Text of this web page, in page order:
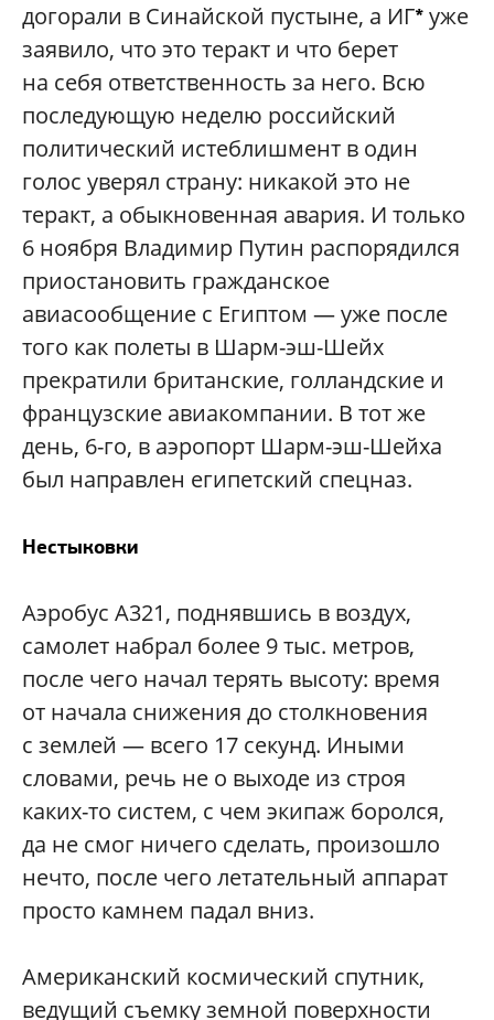
догорали в Синайской пустыне, а ИГ*уже
заявило, что это теракт и что берет
на себя ответственность за него. Всю
последующую неделю российский
политический истеблишмент в один
голос уверял страну: никакой это не
теракт, а обыкновенная авария. И только
6 ноября Владимир Путин распорядился
приостановить гражданское
авиасообщение с Египтом — уже после
того как полеты в Шарм-эш-Шейх
прекратили британские, голландские и
французские авиакомпании. В тот же
день, 6-го, в аэропорт Шарм-эш-Шейха
был направлен египетский спецназ.
Нестыковки
Аэробус А321, поднявшись в воздух,
самолет набрал более 9 тыс. метров,
после чего начал терять высоту: время
от начала снижения до столкновения
с землей — всего 17 секунд. Иными
словами, речь не о выходе из строя
каких-то систем, с чем экипаж боролся,
да не смог ничего сделать, произошло
нечто, после чего летательный аппарат
просто камнем падал вниз.
Американский космический спутник,
ведущий съемку земной поверхности